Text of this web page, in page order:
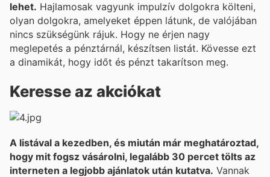
lehet. Hajlamosak vagyunk impulzív dolgokra költeni,
olyan dolgokra, amelyeket éppen látunk, de valójában
nincs szükségünk rájuk. Hogy ne érjen nagy
meglepetés a pénztárnál, készítsen listát. Kövesse ezt
a dinamikát, hogy időt és pénzt takarítson meg.
Keresse az akciókat
A listával a kezedben, és miután már meghatároztad,
hogy mit fogsz vásárolni, legalább 30 percet tölts az
interneten a legjobb ajánlatok után kutatva. Vannak